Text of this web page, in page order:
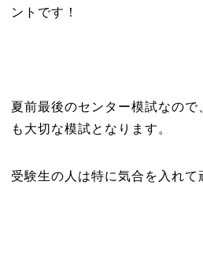
ントです！
夏前最後のセンター模試なので
も大切な模試となります。
受験生の人は特に気合を入れて